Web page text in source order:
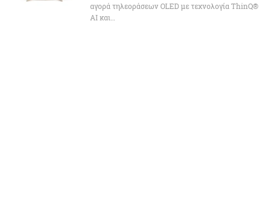
αγορά τηλεοράσεων OLED με τεχνολογία ThinQ®
AI και…